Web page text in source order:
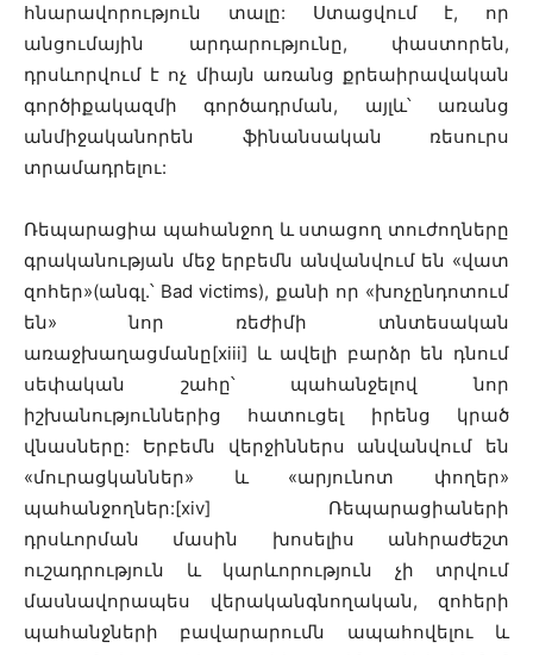
հնարավորություն տալը: Ստացվում է, որ
անցումային արդարությունը, փաստորեն,
դրսևորվում է ոչ միայն առանց քրեաիրավական
գործիքակազմի գործադրման, այլև՝ առանց
անմիջականորեն ֆինանսական ռեսուրս
տրամադրելու:
Ռեպարացիա պահանջող և ստացող տուժողները
գրականության մեջ երբեմն անվանվում են «վատ
զոհեր»(անգլ.՝ Bad victims), քանի որ «խոչընդոտում
են» նոր ռեժիմի տնտեսական
առաջխաղացմանը[xiii] և ավելի բարձր են դնում
սեփական շահը՝ պահանջելով նոր
իշխանություններից հատուցել իրենց կրած
վնասները: Երբեմն վերջիններս անվանվում են
«մուրացկաններ» և «արյունոտ փողեր»
պահանջողներ:[xiv] Ռեպարացիաների
դրսևորման մասին խոսելիս անհրաժեշտ
ուշադրություն և կարևորություն չի տրվում
մասնավորապես վերականգնողական, զոհերի
պահանջների բավարարումն ապահովելու և